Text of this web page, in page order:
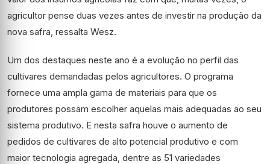
agricultor pense duas vezes antes de investir na produção da
nova safra, ressalta Wesz.
Um dos destaques neste ano é a evolução no perfil das
cultivares demandadas pelos agricultores. O programa
fornece uma ampla gama de materiais para que os
produtores possam escolher aquelas mais adequadas ao seu
sistema produtivo. E nesta safra houve o aumento de
pedidos de cultivares de alto potencial produtivo e com
maior tecnologia agregada, dentre as 51 variedades